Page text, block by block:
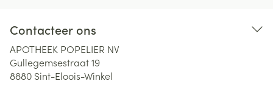
Contacteer ons
APOTHEEK POPELIER NV
Gullegemsestraat 19
8880 Sint-Eloois-Winkel